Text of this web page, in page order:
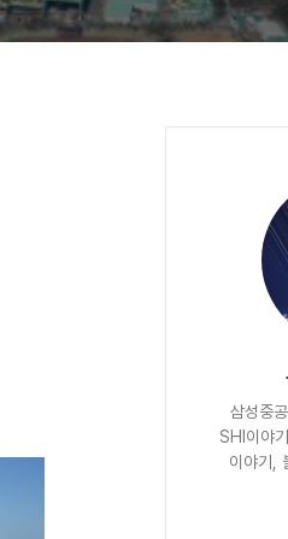
삼성중
SHI이야
이야기,